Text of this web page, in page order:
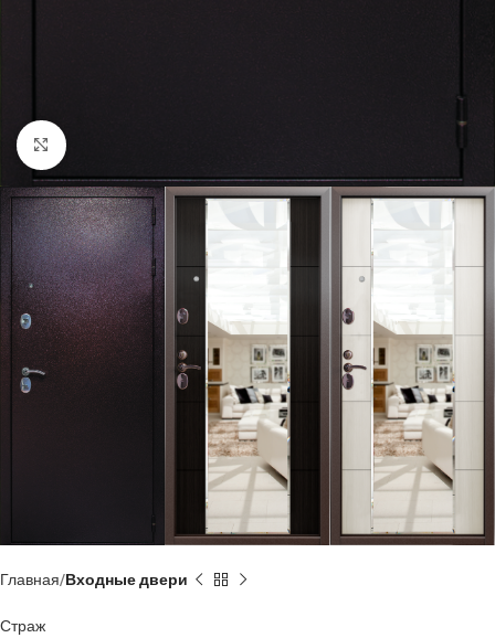
Нажмите, чтобы увеличить
Главная Входные двери
Страж